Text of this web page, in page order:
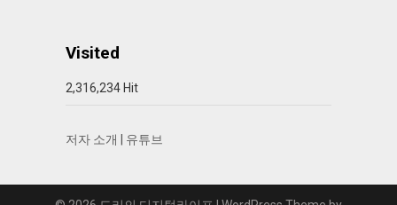
Visited
2,316,234 Hit
저자 소개 유튜브